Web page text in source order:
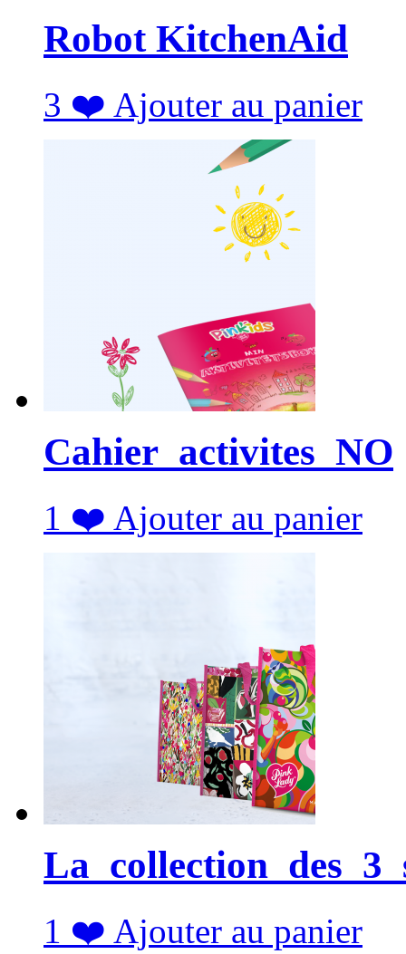
Robot KitchenAid
3 ❤️ Ajouter au panier
Cahier_activites_NO
1 ❤️ Ajouter au panier
1 ❤️ Ajouter au panier